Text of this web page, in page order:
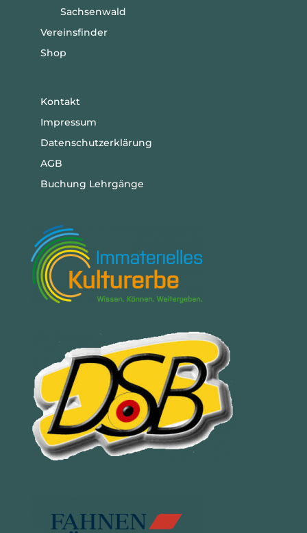
Sachsenwald
Vereinsfinder
Shop
Kontakt
Impressum
Datenschutzerklärung
AGB
Buchung Lehrgänge